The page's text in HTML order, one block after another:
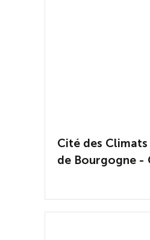
Cité des
de Bourgogne -